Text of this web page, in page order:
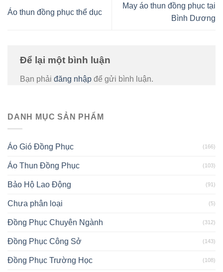
Áo thun đồng phục thể dục
May áo thun đồng phục tại
Bình Dương
Để lại một bình luận
Bạn phải đăng nhập để gửi bình luận.
DANH MỤC SẢN PHẨM
Áo Gió Đồng Phục (166)
Áo Thun Đồng Phục (103)
Bảo Hộ Lao Động (91)
Chưa phân loại (5)
Đồng Phục Chuyên Ngành (312)
Đồng Phục Công Sở (143)
Đồng Phục Trường Học (108)